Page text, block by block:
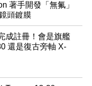
著手開發「無氟」
頭鍍膜
成註冊！會是旗艦
還是復古旁軸 X-